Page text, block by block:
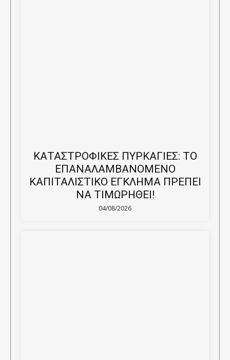
ΚΑΤΑΣΤΡΟΦΙΚΕΣ ΠΥΡΚΑΓΙΕΣ: ΤΟ
ΕΠΑΝΑΛΑΜΒΑΝΟΜΕΝΟ
ΚΑΠΙΤΑΛΙΣΤΙΚΟ ΕΓΚΛΗΜΑ ΠΡΕΠΕΙ
ΝΑ ΤΙΜΩΡΗΘΕΙ!
04/08/2026